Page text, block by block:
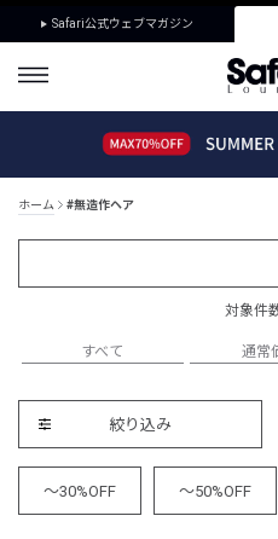
Safari公式ウェブマガジン
ホーム #無造作ヘア
対象件
すべて 通常
絞り込み
～30%OFF ～50%OFF